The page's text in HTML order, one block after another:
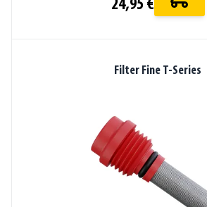
24,95 €
Filter Fine T-Series